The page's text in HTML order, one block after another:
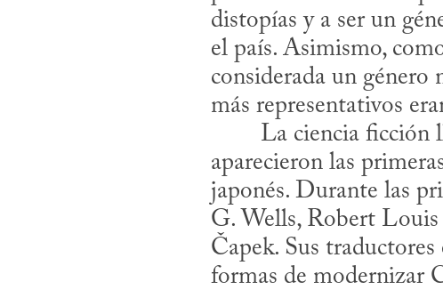
distopías y a ser un
el país. Asimismo,
considerada un
más representativos
aparecieron las
japonés. Durante las
G. Wells, Robert Louis
Čapek. Sus
formas de modernizar